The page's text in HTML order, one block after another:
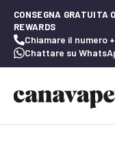
CONSEGNA
REWARDS
Chiamare il numero
Chattare su